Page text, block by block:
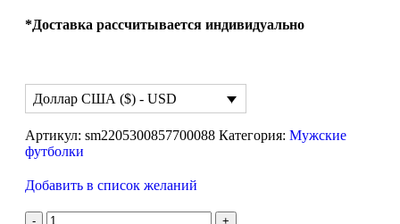
*Доставка рассчитывается индивидуально
Доллар США ($) - USD
Артикул: sm2205300857700088 Категория: Мужские
футболки
Добавить в список желаний